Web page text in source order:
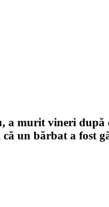
murit vineri
un bărbat a fost